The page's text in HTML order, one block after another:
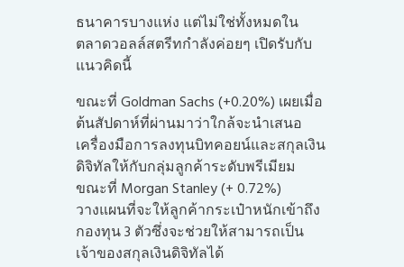
ธนาคารบางแห่ง แต่ไม่ใช่ทั้งหมดใน
ตลาดวอลล์สตรีทกำลังค่อยๆ เปิดรับกับ
แนวคิดนี้
ขณะที่ Goldman Sachs (+0.20%) เผยเมื่อ
ต้นสัปดาห์ที่ผ่านมาว่าใกล้จะนำเสนอ
เครื่องมือการลงทุนบิทคอยน์และสกุลเงิน
ดิจิทัลให้กับกลุ่มลูกค้าระดับพรีเมียม
ขณะที่ Morgan Stanley (+ 0.72%)
วางแผนที่จะให้ลูกค้ากระเป๋าหนักเข้าถึง
กองทุน 3 ตัวซึ่งจะช่วยให้สามารถเป็น
เจ้าของสกุลเงินดิจิทัลได้